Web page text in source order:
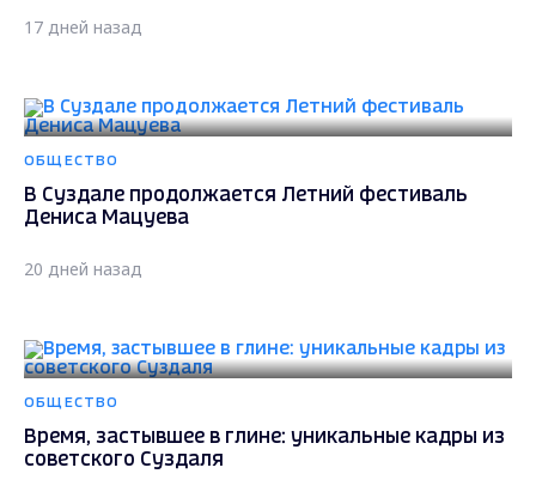
17 дней назад
ОБЩЕСТВО
В Суздале продолжается Летний фестиваль
Дениса Мацуева
20 дней назад
ОБЩЕСТВО
Время, застывшее в глине: уникальные кадры из
советского Суздаля